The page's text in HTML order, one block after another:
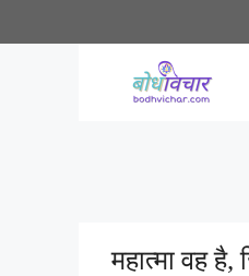
to
महात्मा वह